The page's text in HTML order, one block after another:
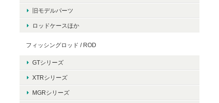
旧モデルパーツ
ロッドケースほか
フィッシングロッド / ROD
GTシリーズ
XTRシリーズ
MGRシリーズ